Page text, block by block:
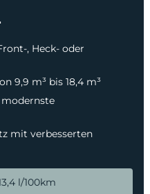
, Heck- oder
9,9 m³ bis 18,4 m³
mit verbesserten
l/100km